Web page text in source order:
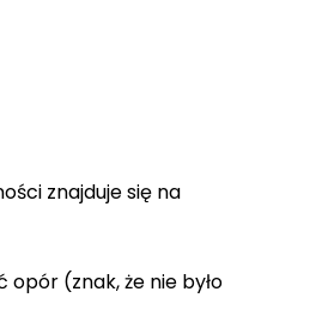
znajduje się na
(znak, że nie było